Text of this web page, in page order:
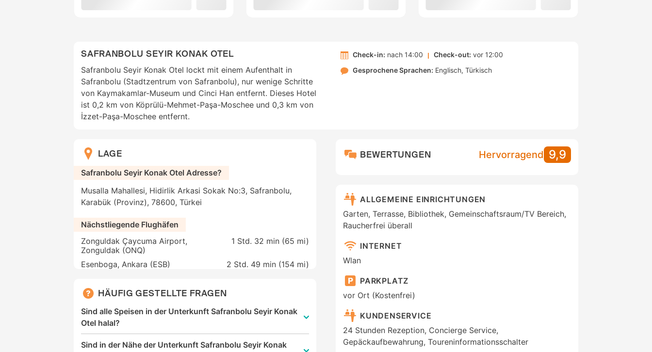
SAFRANBOLU SEYIR KONAK OTEL
Safranbolu Seyir Konak Otel lockt mit einem Aufenthalt in
Safranbolu (Stadtzentrum von Safranbolu), nur wenige Schritte
von Kaymakamlar-Museum und Cinci Han entfernt. Dieses Hotel
ist 0,2 km von Köprülü-Mehmet-Paşa-Moschee und 0,3 km von
İzzet-Paşa-Moschee entfernt.
Check-in: nach 14:00 Check-out: vor 12:00
Gesprochene Sprachen: Englisch Türkisch
LAGE
Safranbolu Seyir Konak Otel Adresse?
Musalla Mahallesi, Hidirlik Arkasi Sokak No:3, Safranbolu,
Karabük (Provinz), 78600, Türkei
Nächstliegende Flughäfen
Zonguldak Çaycuma Airport,
Zonguldak (ONQ)
1 Std. 32 min (65 mi)
Esenboga, Ankara (ESB) 2 Std. 49 min (154 mi)
HÄUFIG GESTELLTE FRAGEN
Sind alle Speisen in der Unterkunft Safranbolu Seyir Konak
Otel halal?
Sind in der Nähe der Unterkunft Safranbolu Seyir Konak
BEWERTUNGEN Hervorragend 9,9
ALLGEMEINE EINRICHTUNGEN
Garten, Terrasse, Bibliothek, Gemeinschaftsraum/TV Bereich,
Raucherfrei überall
INTERNET
Wlan
PARKPLATZ
vor Ort (Kostenfrei)
KUNDENSERVICE
24 Stunden Rezeption, Concierge Service,
Gepäckaufbewahrung, Toureninformationsschalter